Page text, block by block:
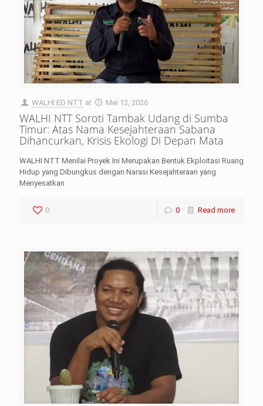
WALHI ED NTT at Mei 12, 2026
WALHI NTT Soroti Tambak Udang di Sumba
Timur: Atas Nama Kesejahteraan Sabana
Dihancurkan, Krisis Ekologi Di Depan Mata
WALHI NTT Menilai Proyek Ini Merupakan Bentuk Ekploitasi Ruang
Hidup yang Dibungkus dengan Narasi Kesejahteraan yang
Menyesatkan
0 0 Read more